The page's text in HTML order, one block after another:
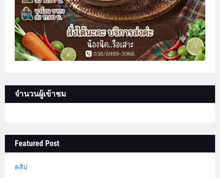
จำนวนผู้เข้าชม
Featured Post
คลิป